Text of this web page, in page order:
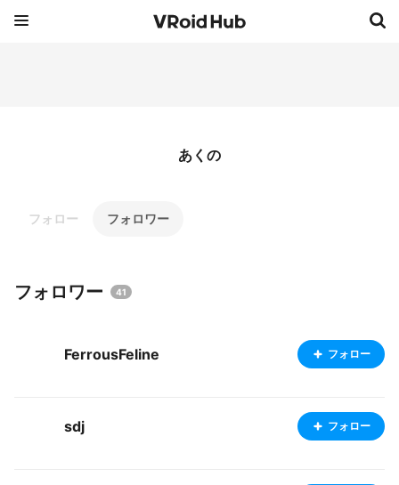
あくの
フォロー フォロワー
フォロワー 41
FerrousFeline フォロー
sdj フォロー